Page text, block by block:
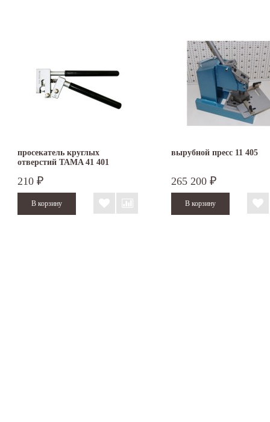
просекатель круглых
отверстий TAMA 41 401
210 ₽
вырубной пресс 11 405
265 200 ₽